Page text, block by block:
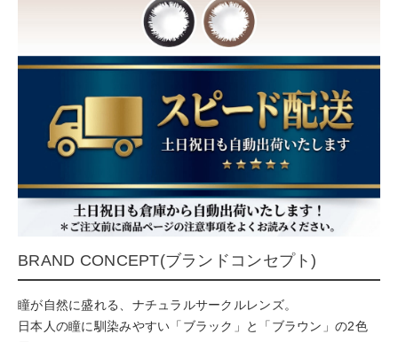
BRAND CONCEPT(ブランドコンセプト)
瞳が自然に盛れる、ナチュラルサークルレンズ。
日本人の瞳に馴染みやすい「ブラック」と「ブラウン」の2色